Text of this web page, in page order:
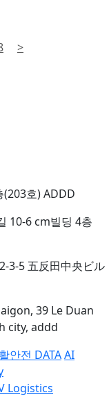
>
호) ADDD
10-6 cm빌딩 4층
3-5 五反田中央ビル
39 Le Duan
city, addd
안전 DATAAI
Logistics